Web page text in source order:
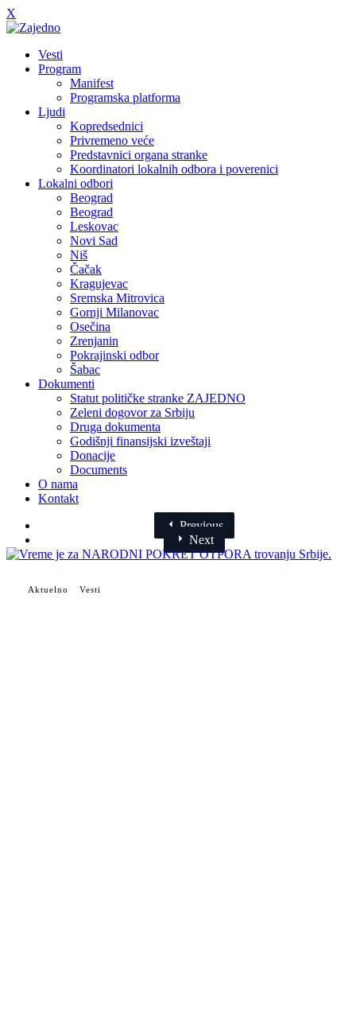
X
Vesti
Program
Manifest
Programska platforma
Ljudi
Kopredsednici
Privremeno veće
Predstavnici organa stranke
Koordinatori lokalnih odbora i poverenici
Lokalni odbori
Beograd
Beograd
Leskovac
Novi Sad
Niš
Čačak
Kragujevac
Sremska Mitrovica
Gornji Milanovac
Osečina
Zrenjanin
Pokrajinski odbor
Šabac
Dokumenti
Statut političke stranke ZAJEDNO
Zeleni dogovor za Srbiju
Druga dokumenta
Godišnji finansijski izveštaji
Donacije
Documents
O nama
Kontakt
Previous
Next
Aktuelno Vesti